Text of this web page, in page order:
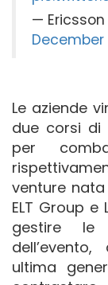
—
December
Le aziende
due corsi di
per
venture
ELT Group
gestire le
ultima